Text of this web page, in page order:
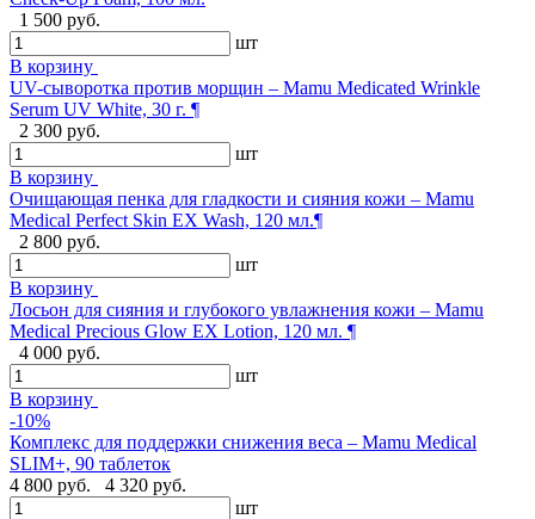
1 500 руб.
шт
В корзину
UV-сыворотка против морщин – Mamu Medicated Wrinkle
Serum UV White, 30 г. ¶
2 300 руб.
шт
В корзину
Очищающая пенка для гладкости и сияния кожи – Mamu
Medical Perfect Skin EX Wash, 120 мл.¶
2 800 руб.
шт
В корзину
Лосьон для сияния и глубокого увлажнения кожи – Mamu
Medical Precious Glow EX Lotion, 120 мл. ¶
4 000 руб.
шт
В корзину
-10%
Комплекс для поддержки снижения веса – Mamu Medical
SLIM+, 90 таблеток
4 800 руб.
4 320 руб.
шт